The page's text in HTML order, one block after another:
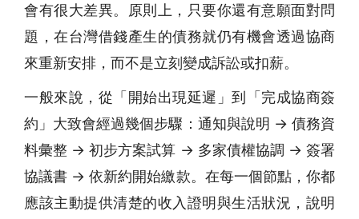
會有很大差異。原則上，只要你還有意願面對問
題，在台灣借錢產生的債務就仍有機會透過協商
來重新安排，而不是立刻變成訴訟或扣薪。
一般來說，從「開始出現延遲」到「完成協商簽
約」大致會經過幾個步驟：通知與說明 → 債務資
料彙整 → 初步方案試算 → 多家債權協調 → 簽署
協議書 → 依新約開始繳款。在每一個節點，你都
應該主動提供清楚的收入證明與生活狀況，說明